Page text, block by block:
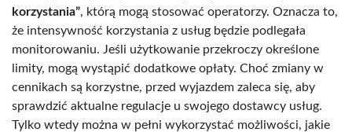
korzystania”, którą mogą stosować operatorzy. Oznacza to,
że intensywność korzystania z usług będzie podlegała
monitorowaniu. Jeśli użytkowanie przekroczy określone
limity, mogą wystąpić dodatkowe opłaty. Choć zmiany w
cennikach są korzystne, przed wyjazdem zaleca się, aby
sprawdzić aktualne regulacje u swojego dostawcy usług.
Tylko wtedy można w pełni wykorzystać możliwości, jakie